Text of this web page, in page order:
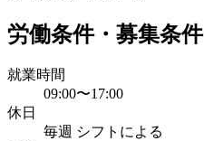
労働条件・募集条件
就業時間
09:00〜17:00
休日
毎週 シフトによる